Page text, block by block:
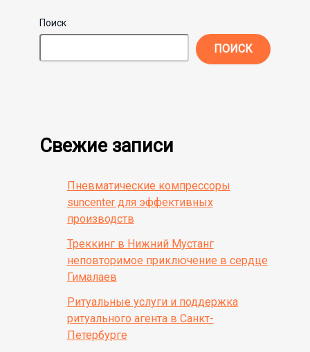
Поиск
ПОИСК
Свежие записи
Пневматические компрессоры
suncenter для эффективных
производств
Треккинг в Нижний Мустанг
неповторимое приключение в сердце
Гималаев
Ритуальные услуги и поддержка
ритуального агента в Санкт-
Петербурге